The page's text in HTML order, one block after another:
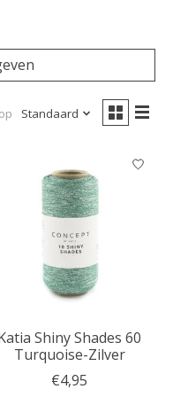
Standaard
Shiny Shades 60
Turquoise-Zilver
€4,95